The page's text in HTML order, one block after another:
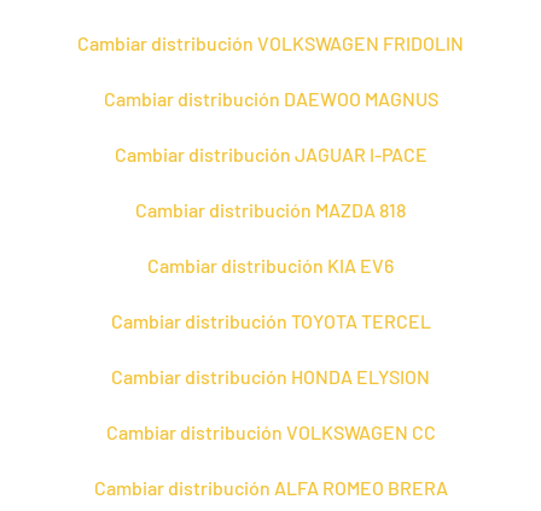
Cambiar distribución VOLKSWAGEN FRIDOLIN
Cambiar distribución DAEWOO MAGNUS
Cambiar distribución JAGUAR I-PACE
Cambiar distribución MAZDA 818
Cambiar distribución KIA EV6
Cambiar distribución TOYOTA TERCEL
Cambiar distribución HONDA ELYSION
Cambiar distribución VOLKSWAGEN CC
Cambiar distribución ALFA ROMEO BRERA